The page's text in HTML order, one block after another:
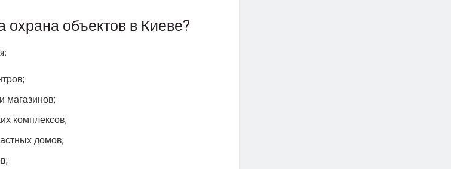
охрана объектов в Киеве?
магазинов;
комплексов;
домов;